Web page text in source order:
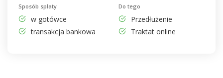
Sposób spłaty
w gotówce
transakcja bankowa
Do tego
Przedłużenie
Traktat online